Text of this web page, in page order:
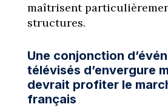
maîtrisent
structures.
Une conjonction
télévisés d’envergure
devrait profiter le
français